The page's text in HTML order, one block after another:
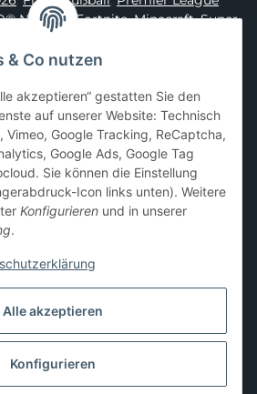
LEGO® Ninjago Fortnite,Minecraft,Super
Asterix
Zubehör &
, Premium Sleeves,Toploader
Sammelalben / Binder / Pocket Pages
undAufbewahrungslösungen
widerrufen
Alle akzeptieren
Konfigurieren
& Co nutzen
akzeptieren“ gestatten Sie den
auf unserer Website: Technisch
Vimeo, Google Tracking, ReCaptcha,
Google Ads, Google Tag
Sie können die Einstellung
Icon links unten). Weitere
Konfigurieren und in unserer
.